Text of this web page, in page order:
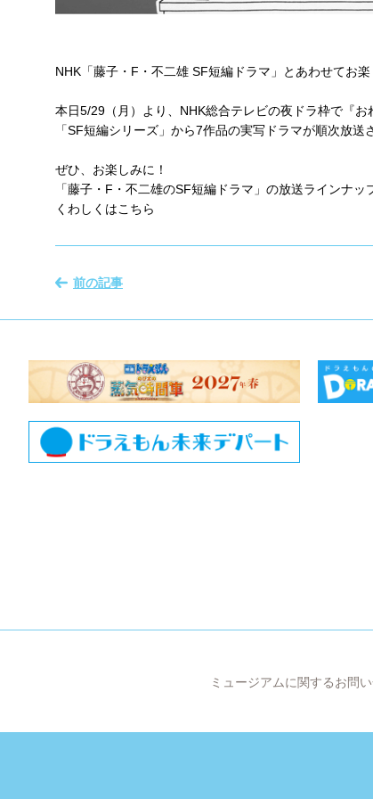
NHK「藤子・F・不二雄 SF短編ドラマ」とあわせてお楽
本日5/29（月）より、NHK総合テレビの夜ドラ枠で『お
「SF短編シリーズ」から7作品の実写ドラマが順次放送
ぜひ、お楽しみに！
「藤子・F・不二雄のSF短編ドラマ」の放送ラインナッ
くわしくはこちら
前の記事
ミュージアムに関するお問